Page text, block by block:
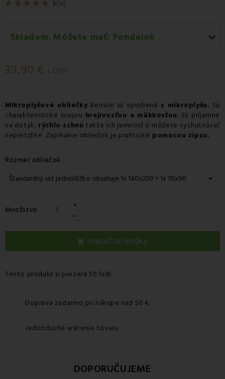
5(1x)
Skladom. Môžete mať: Pondelok
Pondelok 10.08
Pondelok 10.08- Osobný odber v odbernom mieste
GLS
39,90 € s DPH
Mikroplyšové obliečkyBenson sú vyrobené z mikroplyšu. Sú
charakteristické svojou hrejivosťou a mäkkosťou. Sú príjemné
na dotyk, rýchlo schnú takže ich jemnosť si môžete vychutnávať
nepretržite. Zapínanie obliečok je praktické pomocou zipsu.
Rozmer obliečok
Množstvo +
-
 PRIDAŤ DO KOŠÍKA
Tento produkt si prezerá 50 ľudí
Doprava zadarmo pri nákupe nad 50 €
Jednoduché vrátenie tovaru
DOPORUČUJEME